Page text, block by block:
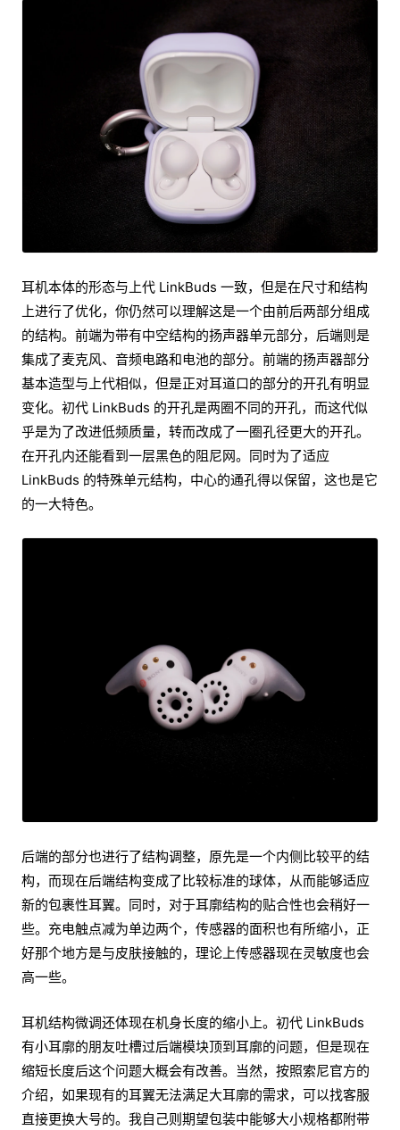
耳机本体的形态与上代 LinkBuds 一致，但是在尺寸和结构
上进行了优化，你仍然可以理解这是一个由前后两部分组成
的结构。前端为带有中空结构的扬声器单元部分，后端则是
集成了麦克风、音频电路和电池的部分。前端的扬声器部分
基本造型与上代相似，但是正对耳道口的部分的开孔有明显
变化。初代 LinkBuds 的开孔是两圈不同的开孔，而这代似
乎是为了改进低频质量，转而改成了一圈孔径更大的开孔。
在开孔内还能看到一层黑色的阻尼网。同时为了适应
LinkBuds 的特殊单元结构，中心的通孔得以保留，这也是它
的一大特色。
后端的部分也进行了结构调整，原先是一个内侧比较平的结
构，而现在后端结构变成了比较标准的球体，从而能够适应
新的包裹性耳翼。同时，对于耳廓结构的贴合性也会稍好一
些。充电触点减为单边两个，传感器的面积也有所缩小，正
好那个地方是与皮肤接触的，理论上传感器现在灵敏度也会
高一些。
耳机结构微调还体现在机身长度的缩小上。初代 LinkBuds
有小耳廓的朋友吐槽过后端模块顶到耳廓的问题，但是现在
缩短长度后这个问题大概会有改善。当然，按照索尼官方的
介绍，如果现有的耳翼无法满足大耳廓的需求，可以找客服
直接更换大号的。我自己则期望包装中能够大小规格都附带